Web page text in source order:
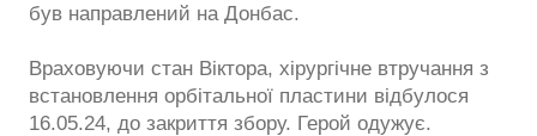
був направлений на Донбас.
Враховуючи стан Віктора, хірургічне втручання з
встановлення орбітальної пластини відбулося
16.05.24, до закриття збору. Герой одужує.